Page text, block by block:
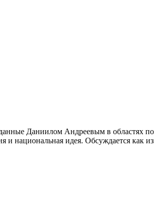
Даниилом Андреевым в областях
и национальная идея. Обсуждается